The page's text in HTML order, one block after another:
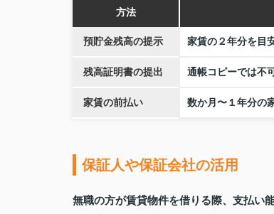
方法
預貯金残高の提示 家賃の２年分を目
残高証明書の提出 通帳コピーでは不
家賃の前払い 数か月〜１年分の
保証人や保証会社の活用
無職の方が賃貸物件を借りる際、支払い